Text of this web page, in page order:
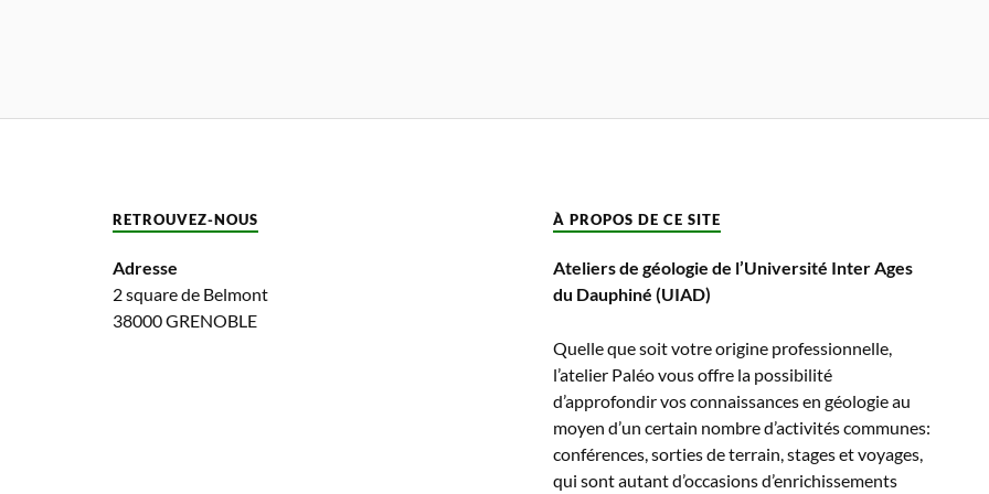
RETROUVEZ-NOUS
Adresse
2 square de Belmont
38000 GRENOBLE
À PROPOS DE CE SITE
Ateliers de géologie de l’Université Inter Ages
du Dauphiné (UIAD)
Quelle que soit votre origine professionnelle,
l’atelier Paléo vous offre la possibilité
d’approfondir vos connaissances en géologie au
moyen d’un certain nombre d’activités communes:
conférences, sorties de terrain, stages et voyages,
qui sont autant d’occasions d’enrichissements